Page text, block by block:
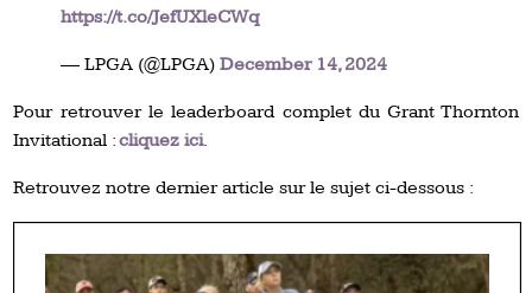
https://t.co/JefUXleCWq
— LPGA (@LPGA)December 14, 2024
Pour retrouver le leaderboard complet du Grant Thornton
Invitational :cliquez ici.
Retrouvez notre dernier article sur le sujet ci-dessous :